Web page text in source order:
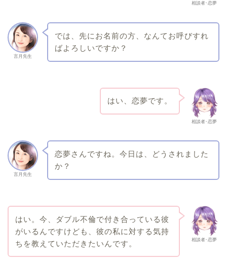
相談者･恋夢
言月先生
では、先にお名前の方、なんてお呼びすれ
ばよろしいですか？
相談者･恋夢
はい、恋夢です。
言月先生
恋夢さんですね。今日は、どうされました
か？
相談者･恋夢
はい。今、ダブル不倫で付き合っている彼
がいるんですけども、彼の私に対する気持
ちを教えていただきたいんです。